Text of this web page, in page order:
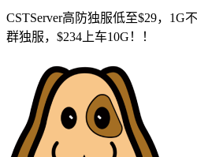
CSTServer高防独服低至$29，1G
群独服，$234上车10G！！